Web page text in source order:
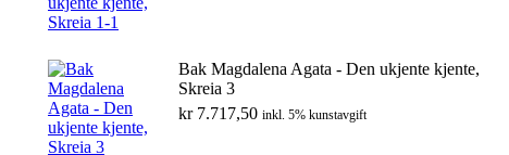
Bak Magdalena Agata - Den ukjente kjente,
Skreia 3
kr7.717,50 inkl. 5% kunstavgift